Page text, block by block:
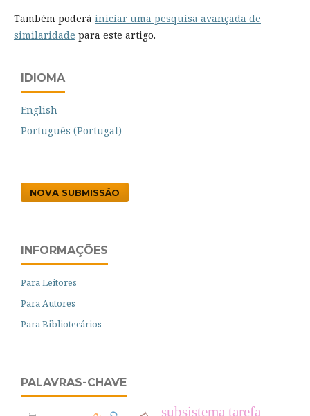
Também poderá iniciar uma pesquisa avançada de
similaridade para este artigo.
IDIOMA
English
Português (Portugal)
NOVA SUBMISSÃO
INFORMAÇÕES
Para Leitores
Para Autores
Para Bibliotecários
PALAVRAS-CHAVE
subsistema tarefa